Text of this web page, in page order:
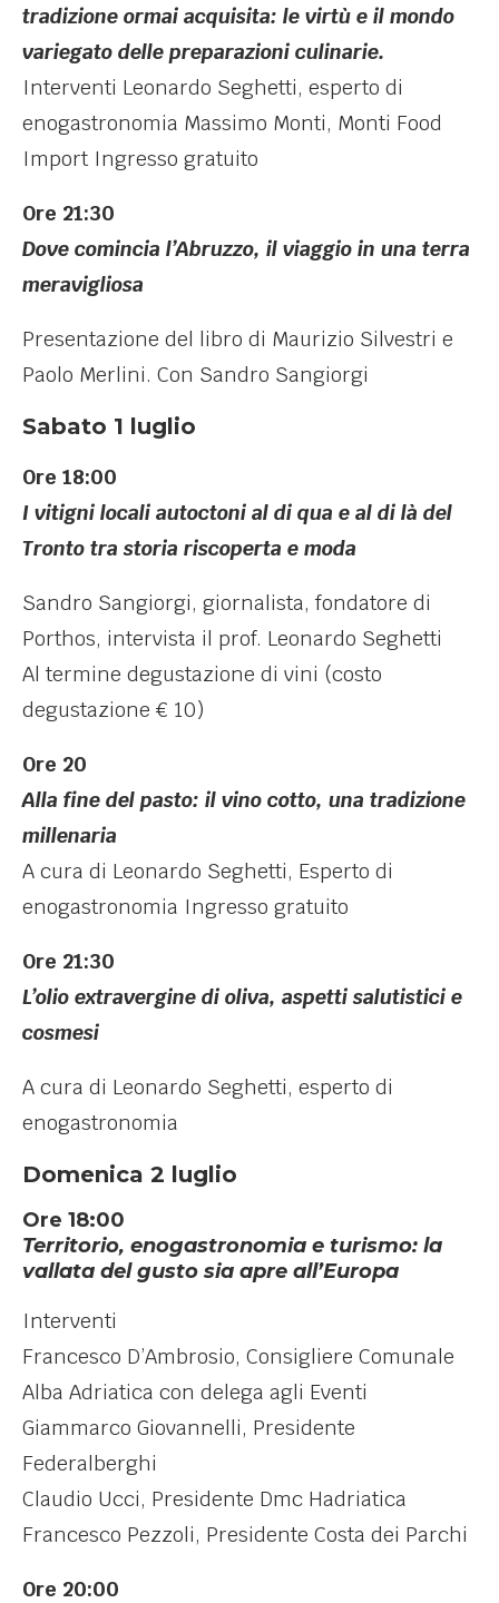
tradizione ormai acquisita: le virtù e il mondo
variegato delle preparazioni culinarie.
Interventi Leonardo Seghetti, esperto di
enogastronomia Massimo Monti, Monti Food
Import Ingresso gratuito
Ore 21:30
Dove comincia l’Abruzzo, il viaggio in una terra
meravigliosa
Presentazione del libro di Maurizio Silvestri e
Paolo Merlini. Con Sandro Sangiorgi
Sabato 1 luglio
Ore 18:00
I vitigni locali autoctoni al di qua e al di là del
Tronto tra storia riscoperta e moda
Sandro Sangiorgi, giornalista, fondatore di
Porthos, intervista il prof. Leonardo Seghetti
Al termine degustazione di vini (costo
degustazione € 10)
Ore 20
Alla fine del pasto: il vino cotto, una tradizione
millenaria
A cura di Leonardo Seghetti, Esperto di
enogastronomia Ingresso gratuito
Ore 21:30
L’olio extravergine di oliva, aspetti salutistici e
cosmesi
A cura di Leonardo Seghetti, esperto di
enogastronomia
Domenica 2 luglio
Ore 18:00
Territorio, enogastronomia e turismo: la
vallata del gusto sia apre all’Europa
Interventi
Francesco D’Ambrosio, Consigliere Comunale
Alba Adriatica con delega agli Eventi
Giammarco Giovannelli, Presidente
Federalberghi
Claudio Ucci, Presidente Dmc Hadriatica
Francesco Pezzoli, Presidente Costa dei Parchi
Ore 20:00